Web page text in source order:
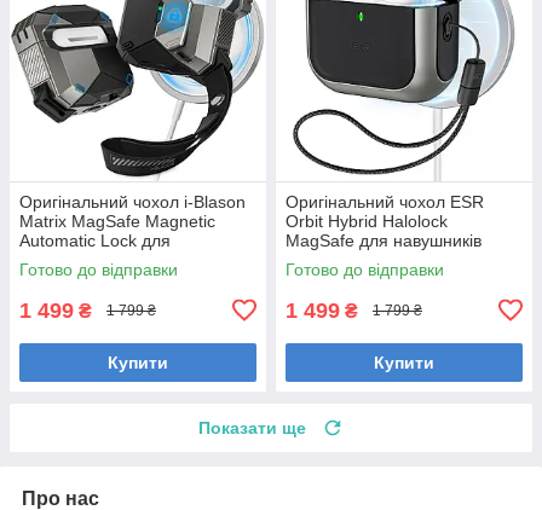
Оригінальний чохол i-Blason
Matrix MagSafe Magnetic
Automatic Lock для
навушників AirPods 4 (2024),
чорний
Готово до відправки
1 499 ₴ 1 799 ₴
Купити
Оригінальний чохол ESR
Orbit Hybrid Halolock
MagSafe для навушників
AirPods 4 (2024), титаніум
Готово до відправки
1 499 ₴ 1 799 ₴
Купити
Показати ще
Про нас